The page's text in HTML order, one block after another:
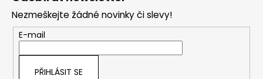
Nezmeškejte žádné novinky či slevy!
E-mail
PŘIHLÁSIT SE